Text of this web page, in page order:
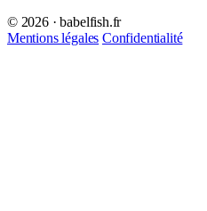
© 2026 · babelfish.fr
Mentions légales Confidentialité